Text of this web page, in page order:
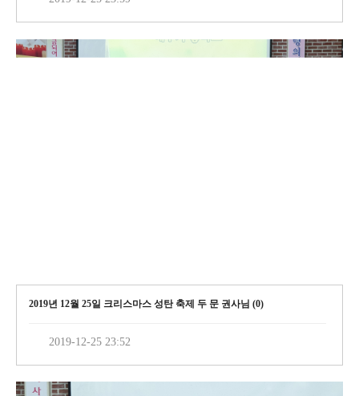
2019년 12월 25일 크리스마스 성탄 축제 두 문 권사님 (0)
2019-12-25 23:52